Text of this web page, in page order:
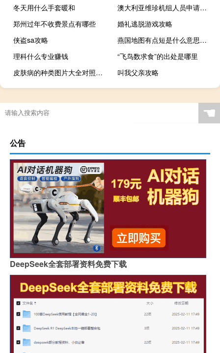
冬天用什么手套暖和
澳大利亚维珍机组人员申请罢工
郑州过年不收费景点有哪些
婚礼逃脱游戏攻略
侠盗sa攻略
燕国地图有点短是什么意思什么梗
理科什么专业赚钱
“飞鸟数求食”的出处是哪里
皮肤病的种类图片大全对照症状（皮肤病的种类图片）
叫我父亲攻略
☚
公告
DeepSeek全套部署资料免费下载